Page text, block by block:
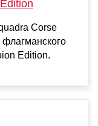
Corse
Edition.